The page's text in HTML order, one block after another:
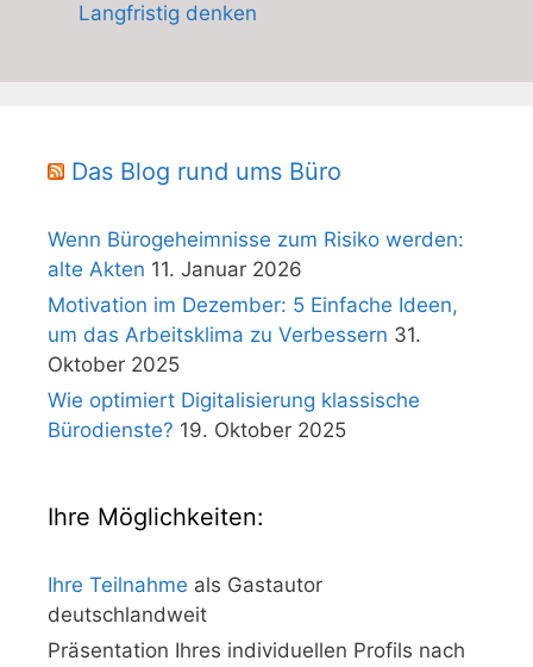
Langfristig denken
Das Blog rund ums Büro
Wenn Bürogeheimnisse zum Risiko werden:
alte Akten 11. Januar 2026
Motivation im Dezember: 5 Einfache Ideen,
um das Arbeitsklima zu Verbessern 31.
Oktober 2025
Wie optimiert Digitalisierung klassische
Bürodienste? 19. Oktober 2025
Ihre Möglichkeiten:
Ihre Teilnahme als Gastautor
deutschlandweit
Präsentation Ihres individuellen Profils nach